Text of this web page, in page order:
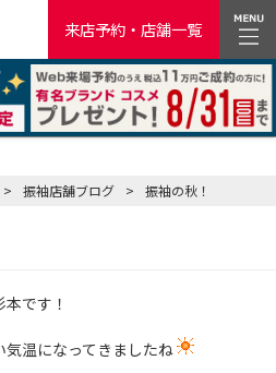
来店予約・店舗一覧
> 振袖店舗ブログ > 振袖の秋！
です！
温になってきましたね